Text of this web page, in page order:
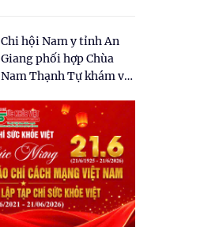
dân tại xã Tân Tập
Chi hội Nam y tỉnh An
Giang phối hợp Chùa
Nam Thạnh Tự khám và
nhân dân